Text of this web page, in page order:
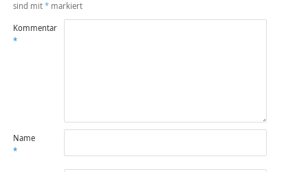
sind mit *markiert
Kommentar
*
Name
*